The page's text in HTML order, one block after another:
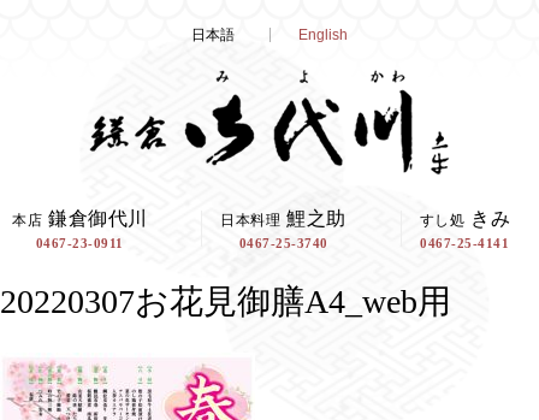
English
日本語
本店 鎌倉御代川
0467-23-0911
日本料理 鯉之助
0467-25-3740
すし処 きみ
0467-25-4141
20220307お花見御膳A4_web用